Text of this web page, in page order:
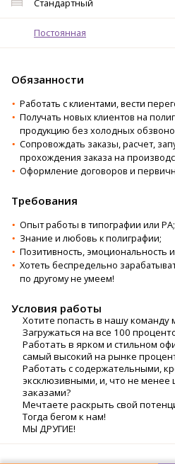
Стандартный
Постоянная
Обязанности
Работать с клиентами, вести
Получать новых клиентов на
продукцию без холодных
Сопровождать заказы, расчет,
прохождения заказа на
Оформление договоров и
Требования
Опыт работы в типографии или РА;
Знание и любовь к полиграфии;
Позитивность, эмоциональность
Хотеть беспредельно
по другому не умеем!
Условия работы
Хотите попасть в нашу команду
Загружаться на все 100
Работать в ярком и стильном
самый высокий на рынке
Работать с содержательными,
эксклюзивными, и, что не менее
заказами?
Мечтаете раскрыть свой
Тогда бегом к нам!
МЫ ДРУГИЕ!